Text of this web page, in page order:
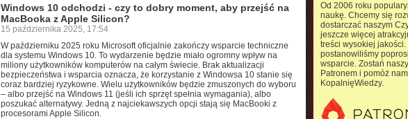
Windows 10 odchodzi - czy to dobry moment, aby przejść na
MacBooka z Apple Silicon?
15 października 2025, 17:54
W październiku 2025 roku Microsoft oficjalnie zakończy wsparcie techniczne
dla systemu Windows 10. To wydarzenie będzie miało ogromny wpływ na
miliony użytkowników komputerów na całym świecie. Brak aktualizacji
bezpieczeństwa i wsparcia oznacza, że korzystanie z Windowsa 10 stanie się
coraz bardziej ryzykowne. Wielu użytkowników będzie zmuszonych do wyboru
– albo przejść na Windows 11 (jeśli ich sprzęt spełnia wymagania), albo
poszukać alternatywy. Jedną z najciekawszych opcji stają się MacBooki z
procesorami Apple Silicon.
Od 2006 roku
naukę. Chcemy się
dostarczać naszym
jeszcze więcej
treści wysokiej jakości.
postanowiliśmy
wsparcie. Zostań
Patronem i pomóż
KopalnięWiedzy.